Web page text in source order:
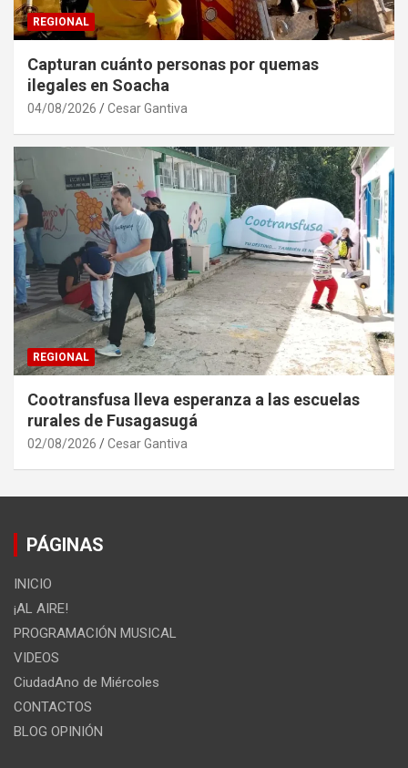
REGIONAL
Capturan cuánto personas por quemas
ilegales en Soacha
04/08/2026 Cesar Gantiva
REGIONAL
Cootransfusa lleva esperanza a las escuelas
rurales de Fusagasugá
02/08/2026 Cesar Gantiva
PÁGINAS
INICIO
¡AL AIRE!
PROGRAMACIÓN MUSICAL
VIDEOS
CiudadAno de Miércoles
CONTACTOS
BLOG OPINIÓN